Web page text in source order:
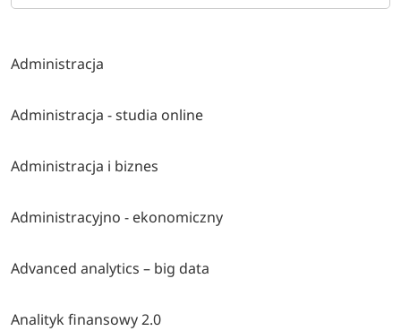
Administracja
Administracja - studia online
Administracja i biznes
Administracyjno - ekonomiczny
Advanced analytics – big data
Analityk finansowy 2.0